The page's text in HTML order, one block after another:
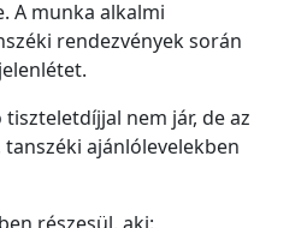
A munka alkalmi
rendezvények során
nem jár, de az
ajánlólevelekben